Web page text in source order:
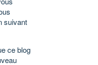
suivant
ce blog